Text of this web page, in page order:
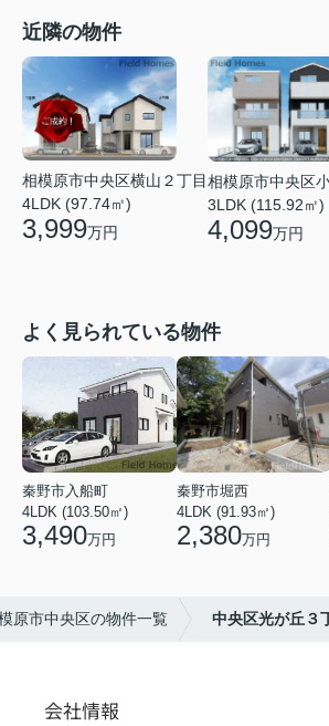
近隣の物件
相模原市中央区横山２丁目
4LDK (97.74㎡)
3,999万円
相模原市中央区
3LDK (115.92㎡)
4,099万円
よく見られている物件
秦野市入船町
4LDK (103.50㎡)
3,490万円
秦野市堀西
4LDK (91.93㎡)
2,380万円
原市中央区の物件一覧 中央区光が丘
会社情報